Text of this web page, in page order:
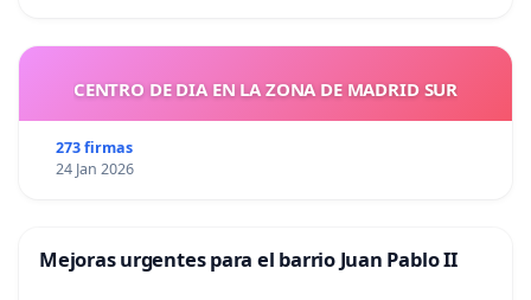
CENTRO DE DIA EN LA ZONA DE MADRID SUR
273 firmas
24 Jan 2026
Mejoras urgentes para el barrio Juan Pablo II